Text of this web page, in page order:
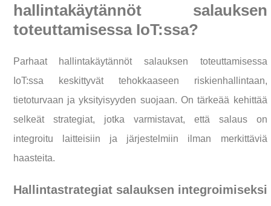
hallintakäytännöt salauksen
toteuttamisessa IoT:ssa?
Parhaat hallintakäytännöt salauksen toteuttamisessa
IoT:ssa keskittyvät tehokkaaseen riskienhallintaan,
tietoturvaan ja yksityisyyden suojaan. On tärkeää kehittää
selkeät strategiat, jotka varmistavat, että salaus on
integroitu laitteisiin ja järjestelmiin ilman merkittäviä
haasteita.
Hallintastrategiat salauksen integroimiseksi